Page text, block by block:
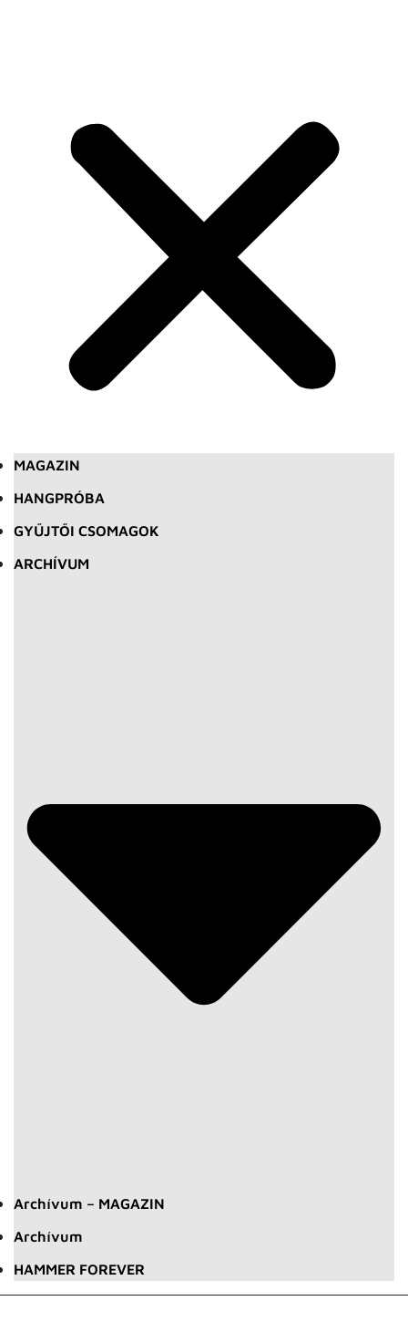
MAGAZIN
HANGPRÓBA
GYŰJTŐI CSOMAGOK
ARCHÍVUM
Archívum – MAGAZIN
Archívum
HAMMER FOREVER